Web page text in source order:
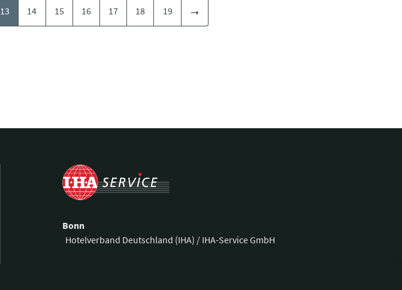
13 14 15 16 17 18 19
Bonn
Hotelverband Deutschland (IHA) / IHA-Service GmbH